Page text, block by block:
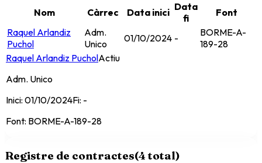
Nom Càrrec Data inici Data
fi
Font
Raquel Arlandiz
Puchol
Adm.
Unico
01/10/2024 -
BORME-A-
189-28
Raquel Arlandiz PucholActiu
Adm. Unico
Inici: 01/10/2024Fi: -
Font: BORME-A-189-28
Registre de contractes(4total)